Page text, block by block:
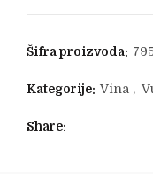
Šifra proizvoda:
Kategorije: Vina ,
Share